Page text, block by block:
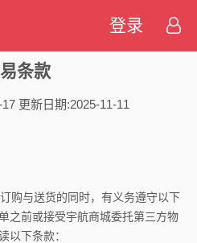
登录
条款
更新日期:2025-11-11
购与送货的同时，有义务遵守以下
之前或接受宇航商城委托第三方物
以下条款：